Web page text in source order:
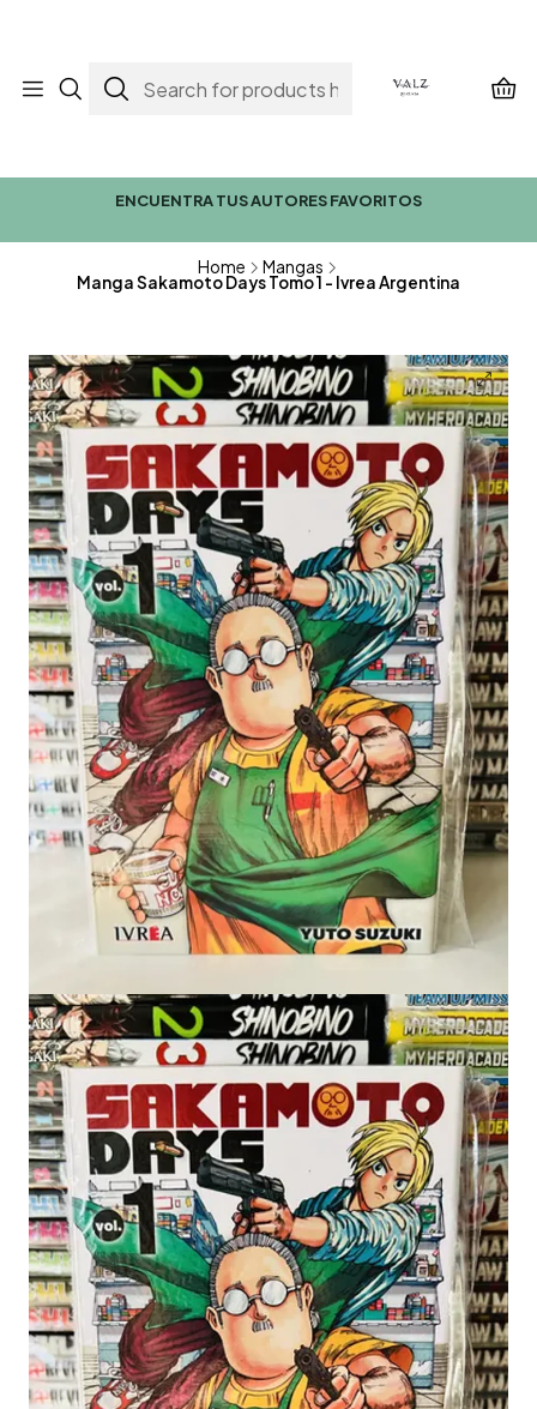
ENCUENTRA TUS AUTORES FAVORITOS
Home Mangas
Manga Sakamoto Days Tomo 1 - Ivrea Argentina